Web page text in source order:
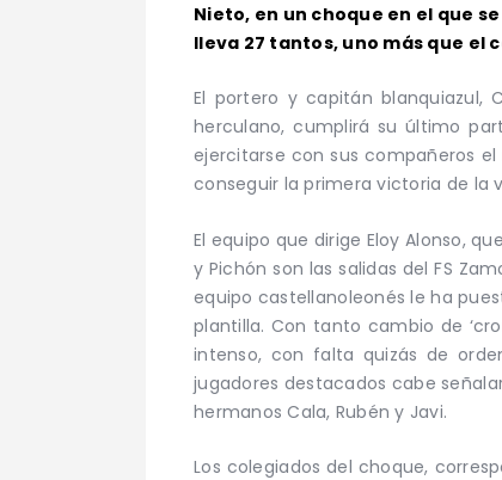
Nieto, en un choque en el que
lleva 27 tantos, uno más que
El portero y capitán blanquiazul,
herculano, cumplirá su último
ejercitarse con sus compañeros
conseguir la primera victoria de la
El equipo que dirige Eloy Alonso,
y Pichón son las salidas del FS
equipo castellanoleonés le ha
plantilla. Con tanto cambio de
intenso, con falta quizás de
jugadores destacados cabe
hermanos Cala, Rubén y Javi.
Los colegiados del choque,